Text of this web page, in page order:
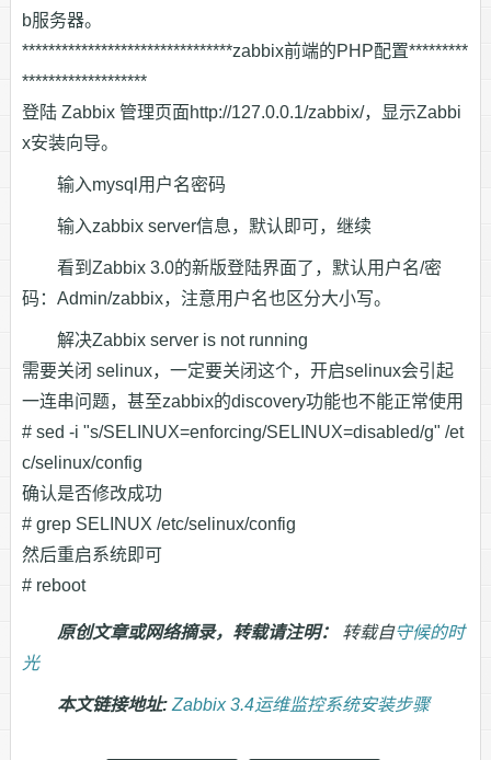
b服务器。
********************************zabbix前端的PHP配置*********
*******************
登陆 Zabbix 管理页面http://127.0.0.1/zabbix/，显示Zabbi
x安装向导。
输入mysql用户名密码
输入zabbix server信息，默认即可，继续
看到Zabbix 3.0的新版登陆界面了，默认用户名/密
码：Admin/zabbix，注意用户名也区分大小写。
解决Zabbix server is not running
需要关闭 selinux，一定要关闭这个，开启selinux会引起
一连串问题，甚至zabbix的discovery功能也不能正常使用
# sed -i "s/SELINUX=enforcing/SELINUX=disabled/g" /et
c/selinux/config
确认是否修改成功
# grep SELINUX /etc/selinux/config
然后重启系统即可
# reboot
原创文章或网络摘录，转载请注明： 转载自守候的时
光
本文链接地址: Zabbix 3.4运维监控系统安装步骤